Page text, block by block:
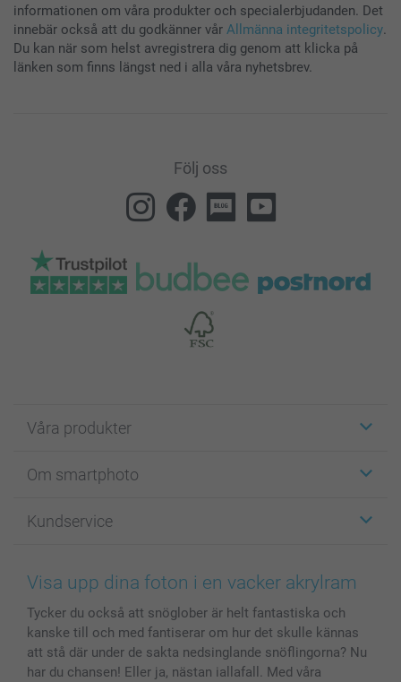
informationen om våra produkter och specialerbjudanden. Det
innebär också att du godkänner vår Allmänna integritetspolicy.
Du kan när som helst avregistrera dig genom att klicka på
länken som finns längst ned i alla våra nyhetsbrev.
Följ oss
Våra produkter
Fotokort
Fotoböcker
Bilder, Fotoförstoring & Fotohäften
Skal till Mobil & Surfplatta
MyNameBook
Fotoalmanackor & Fotoagenda
Fotoramar & Tillbehör
Om smartphoto
För affiliates
Cookie Policy
Villkor och garantier
Investor Relations
Kundservice
smartgaranti
smartbonus
Priser & betalning
Status på beställningar
Visa upp dina foton i en vacker akrylram
Tycker du också att snöglober är helt fantastiska och
kanske till och med fantiserar om hur det skulle kännas
att stå där under de sakta nedsinglande snöflingorna? Nu
har du chansen! Eller ja, nästan iallafall. Med våra